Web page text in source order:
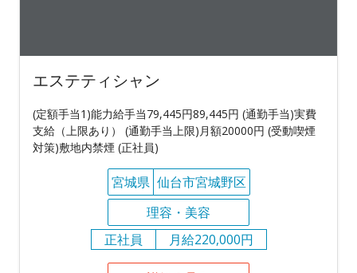
エステティシャン
(定額手当1)能力給手当79,445円89,445円 (通勤手当)実費
支給（上限あり） (通勤手当上限)月額20000円 (受動喫煙
対策)敷地内禁煙 (正社員)
宮城県 仙台市宮城野区
理容・美容
正社員
月給220,000円